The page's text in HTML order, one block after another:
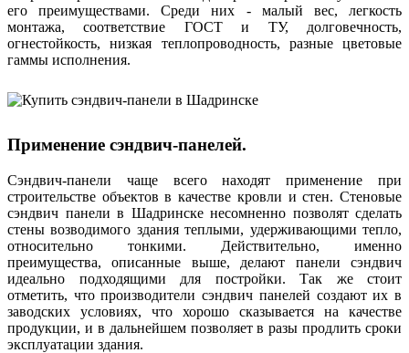
его преимуществами. Среди них - малый вес, легкость
монтажа, соответствие ГОСТ и ТУ, долговечность,
огнестойкость, низкая теплопроводность, разные цветовые
гаммы исполнения.
Применение сэндвич-панелей.
Сэндвич-панели чаще всего находят применение при
строительстве объектов в качестве кровли и стен. Стеновые
сэндвич панели в Шадринске несомненно позволят сделать
стены возводимого здания теплыми, удерживающими тепло,
относительно тонкими. Действительно, именно
преимущества, описанные выше, делают панели сэндвич
идеально подходящими для постройки. Так же стоит
отметить, что производители сэндвич панелей создают их в
заводских условиях, что хорошо сказывается на качестве
продукции, и в дальнейшем позволяет в разы продлить сроки
эксплуатации здания.